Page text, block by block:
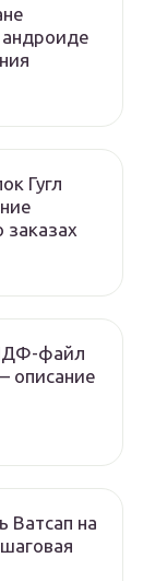
Гугл
файл
описание
Ватсап на